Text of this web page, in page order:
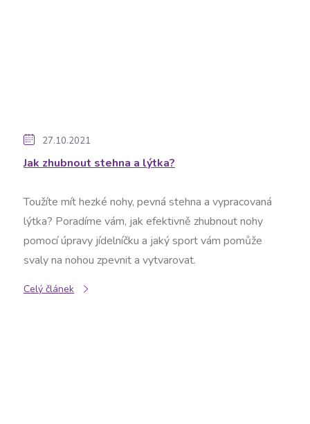
27.10.2021
Jak zhubnout stehna a lýtka?
Toužíte mít hezké nohy, pevná stehna a vypracovaná
lýtka? Poradíme vám, jak efektivně zhubnout nohy
pomocí úpravy jídelníčku a jaký sport vám pomůže
svaly na nohou zpevnit a vytvarovat.
Celý článek